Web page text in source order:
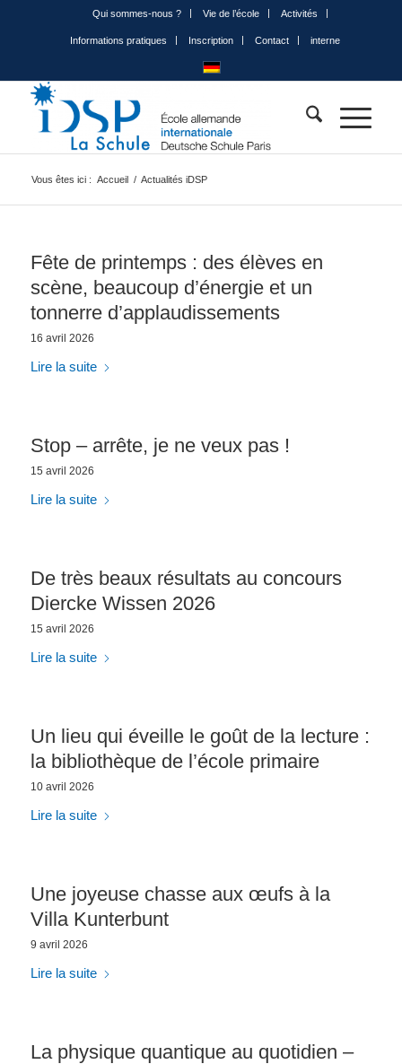
Qui sommes-nous ? Vie de l’école Activités
Informations pratiques Inscription Contact interne
Vous êtes ici : Accueil / Actualités iDSP
Fête de printemps : des élèves en
scène, beaucoup d’énergie et un
tonnerre d’applaudissements
16 avril 2026
Lire la suite
Stop – arrête, je ne veux pas !
15 avril 2026
Lire la suite
De très beaux résultats au concours
Diercke Wissen 2026
15 avril 2026
Lire la suite
Un lieu qui éveille le goût de la lecture :
la bibliothèque de l’école primaire
10 avril 2026
Lire la suite
Une joyeuse chasse aux œufs à la
Villa Kunterbunt
9 avril 2026
Lire la suite
La physique quantique au quotidien –